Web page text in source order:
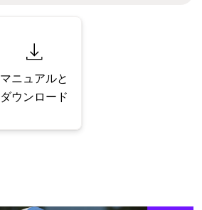
マニュアルと
ダウンロード